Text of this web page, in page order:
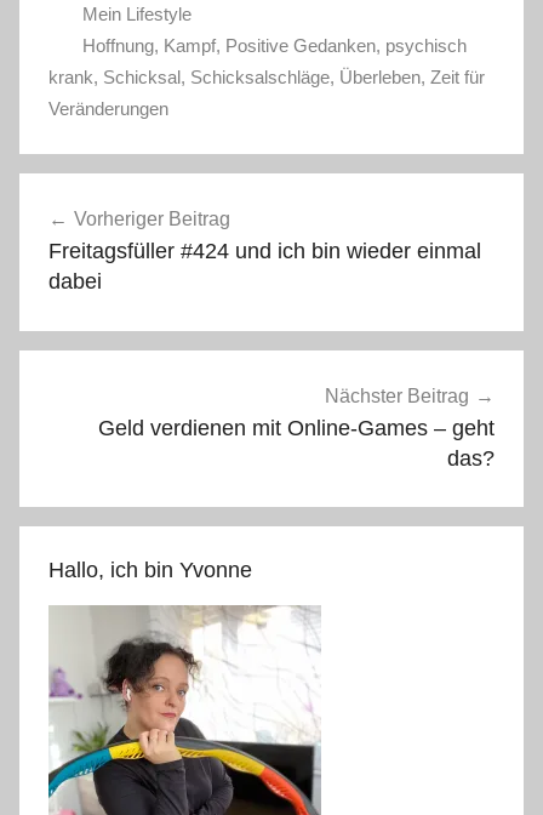
Mein Lifestyle
Hoffnung, Kampf, Positive Gedanken, psychisch
krank, Schicksal, Schicksalschläge, Überleben, Zeit für
Veränderungen
Vorheriger Beitrag
Freitagsfüller #424 und ich bin wieder einmal
dabei
Nächster Beitrag
Geld verdienen mit Online-Games – geht
das?
Hallo, ich bin Yvonne